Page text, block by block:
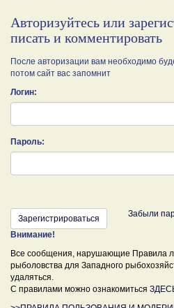
Авторизуйтесь или
писать и комментировать
После авторизации вам необходимо
потом сайт вас запомнит
Логин:
Пароль:
Зарегистрироваться Забыли
Внимание!
Все сообщения, нарушающие Правила
рыболовства для Западного
удаляться.
С правилами можно ознакомиться